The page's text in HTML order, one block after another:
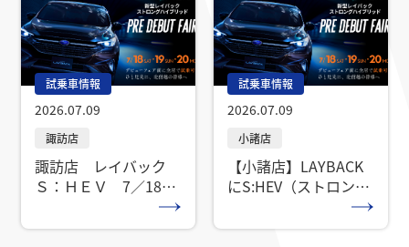
試乗車情報
2026.07.09
諏訪店 レイバック
Ｓ：ＨＥＶ 7／18か
ら試乗車をご用意して
います。ぜひスタッフ
試乗車情報
2026.07.09
【小諸店】LAYBACK
にS:HEV（ストロング
ハイブリッド）が登
場！7/18から試乗ス